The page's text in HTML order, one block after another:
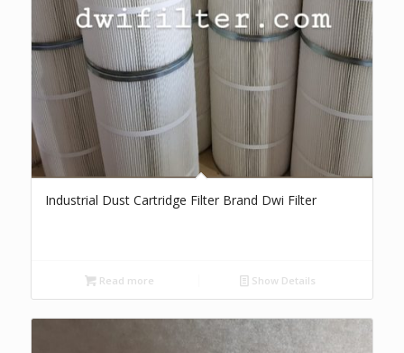
Industrial Dust Cartridge Filter Brand Dwi Filter
Read more Show Details